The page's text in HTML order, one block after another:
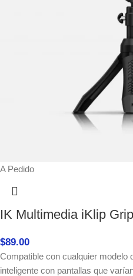
A Pedido
IK Multimedia iKlip
$89.00
Compatible con cualquier modelo
inteligente con pantallas que